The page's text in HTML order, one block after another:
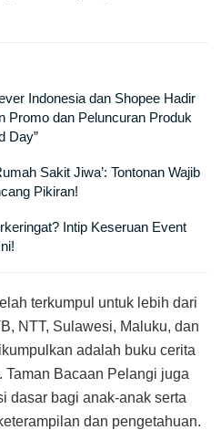
Indonesia dan Shopee Hadir
Promo dan Peluncuran Produk
Day”
Sakit Jiwa’: Tontonan Wajib
Pikiran!
Intip Keseruan Event
terkumpul untuk lebih dari
NTT, Sulawesi, Maluku, dan
adalah buku cerita
Bacaan Pelangi juga
dasar bagi anak-anak serta
dan pengetahuan.